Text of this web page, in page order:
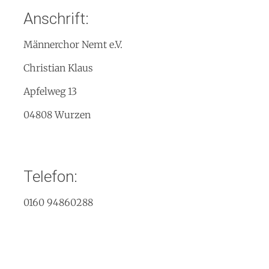
Anschrift:
Männerchor Nemt e.V.
Christian Klaus
Apfelweg 13
04808 Wurzen
Telefon:
0160 94860288